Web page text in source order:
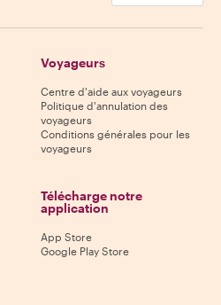
Voyageurs
Centre d'aide aux voyageurs
Politique d'annulation des
voyageurs
Conditions générales pour les
voyageurs
Télécharge notre
application
App Store
Google Play Store